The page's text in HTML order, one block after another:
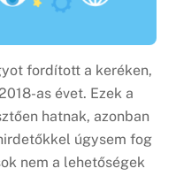
fordított a keréken,
as évet. Ezek a
hatnak, azonban
úgysem fog
nem a lehetőségek